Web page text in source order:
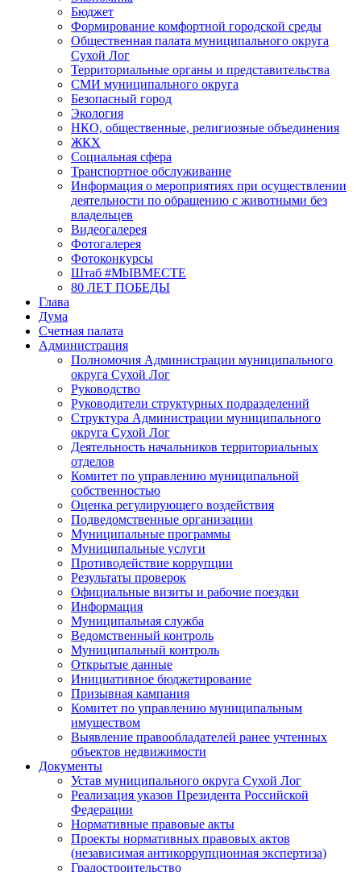
Бюджет
Формирование комфортной городской среды
Общественная палата муниципального округа
Сухой Лог
Территориальные органы и представительства
СМИ муниципального округа
Безопасный город
Экология
НКО, общественные, религиозные объединения
ЖКХ
Социальная сфера
Транспортное обслуживание
Информация о мероприятиях при осуществлении
деятельности по обращению с животными без
владельцев
Видеогалерея
Фотогалерея
Фотоконкурсы
Штаб #MbIBMECTE
80 ЛЕТ ПОБЕДЫ
Глава
Дума
Счетная палата
Администрация
Полномочия Администрации муниципального
округа Сухой Лог
Руководство
Руководители структурных подразделений
Структура Администрации муниципального
округа Сухой Лог
Деятельность начальников территориальных
отделов
Комитет по управлению муниципальной
собственностью
Оценка регулирующего воздействия
Подведомственные организации
Муниципальные программы
Муниципальные услуги
Противодействие коррупции
Результаты проверок
Официальные визиты и рабочие поездки
Информация
Муниципальная служба
Ведомственный контроль
Муниципальный контроль
Открытые данные
Инициативное бюджетирование
Призывная кампания
Комитет по управлению муниципальным
имуществом
Выявление правообладателей ранее учтенных
объектов недвижимости
Документы
Устав муниципального округа Сухой Лог
Реализация указов Президента Российской
Федерации
Нормативные правовые акты
Проекты нормативных правовых актов
(независимая антикоррупционная экспертиза)
Градостроительство